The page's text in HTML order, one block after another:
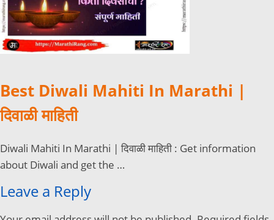
Best Diwali Mahiti In Marathi |
दिवाळी माहिती
Diwali Mahiti In Marathi | दिवाळी माहिती : Get information
about Diwali and get the …
Leave a Reply